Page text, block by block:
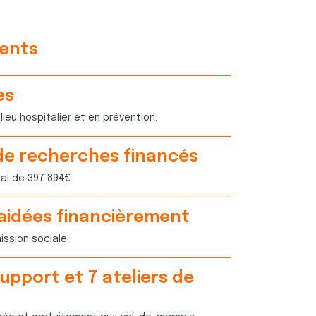
hospitalier et en prévention.
recherches financés
de 397 894€.
financièrement
sociale.
et 7 ateliers de